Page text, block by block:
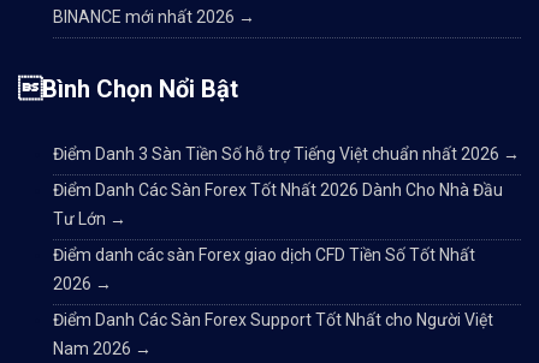
BINANCE mới nhất 2026 →
Bình Chọn Nổi Bật
Điểm Danh 3 Sàn Tiền Số hỗ trợ Tiếng Việt chuẩn nhất 2026 →
Điểm Danh Các Sàn Forex Tốt Nhất 2026 Dành Cho Nhà Đầu
Tư Lớn →
Điểm danh các sàn Forex giao dịch CFD Tiền Số Tốt Nhất
2026 →
Điểm Danh Các Sàn Forex Support Tốt Nhất cho Người Việt
Nam 2026 →